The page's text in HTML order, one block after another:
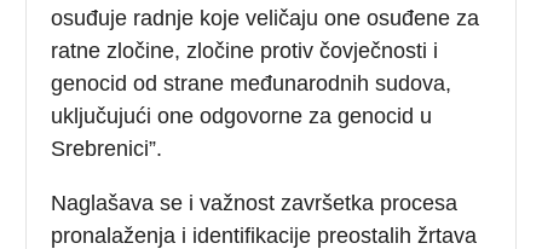
osuđuje radnje koje veličaju one osuđene za
ratne zločine, zločine protiv čovječnosti i
genocid od strane međunarodnih sudova,
uključujući one odgovorne za genocid u
Srebrenici”.
Naglašava se i važnost završetka procesa
pronalaženja i identifikacije preostalih žrtava